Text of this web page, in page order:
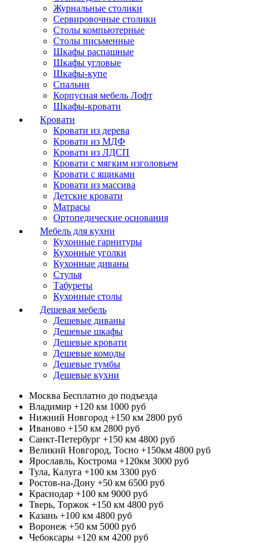
Журнальные столики
Сервировочные столики
Столы компьютерные
Столы письменные
Шкафы распашные
Шкафы угловые
Шкафы-купе
Спальни
Корпусная мебель Лофт
Шкафы-кровати
Кровати
Кровати из дерева
Кровати из МДФ
Кровати из ЛДСП
Кровати с мягким изголовьем
Кровати с ящиками
Кровати из массива
Детские кровати
Матрасы
Ортопедические основания
Мебель для кухни
Кухонные гарнитуры
Кухонные уголки
Кухонные диваны
Стулья
Табуреты
Кухонные столы
Дешевая мебель
Дешевые диваны
Дешевые шкафы
Дешевые кровати
Дешевые комоды
Дешевые тумбы
Дешевые кухни
Москва Бесплатно до подъезда
Владимир +120 км 1000 руб
Нижний Новгород +150 км 2800 руб
Иваново +150 км 2800 руб
Санкт-Петербург +150 км 4800 руб
Великий Новгород, Тосно +150км 4800 руб
Ярославль, Кострома +120км 3000 руб
Тула, Калуга +100 км 3300 руб
Ростов-на-Дону +50 км 6500 руб
Краснодар +100 км 9000 руб
Тверь, Торжок +150 км 4800 руб
Казань +100 км 4800 руб
Воронеж +50 км 5000 руб
Чебоксары +120 км 4200 руб